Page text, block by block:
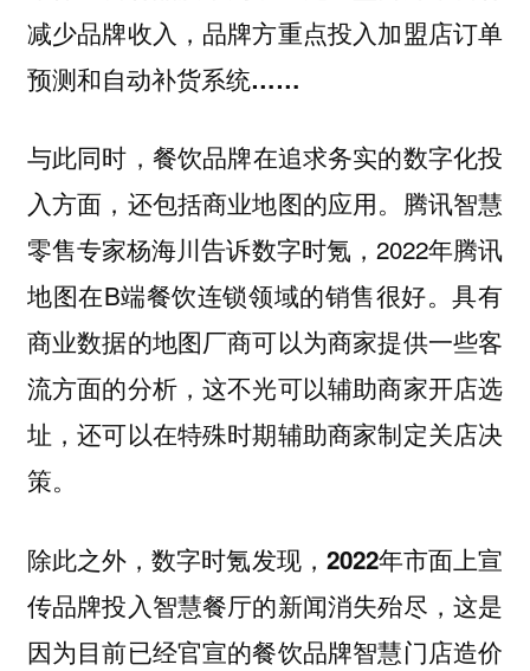
减少品牌收入，品牌方重点投入加盟店订单
预测和自动补货系统……
与此同时， 餐饮品牌在追求务实的数字化投
入方面，还包括商业地图的应用。 腾讯智慧
零售专家杨海川告诉数字时氪，2022年腾讯
地图在B端餐饮连锁领域的销售很好。具有
商业数据的地图厂商可以为商家提供一些客
流方面的分析，这不光可以辅助商家开店选
址，还可以在特殊时期辅助商家制定关店决
策。
除此之外，数字时氪发现，2022年市面上宣
传品牌投入智慧餐厅的新闻消失殆尽，这是
因为目前已经官宣的餐饮品牌智慧门店造价